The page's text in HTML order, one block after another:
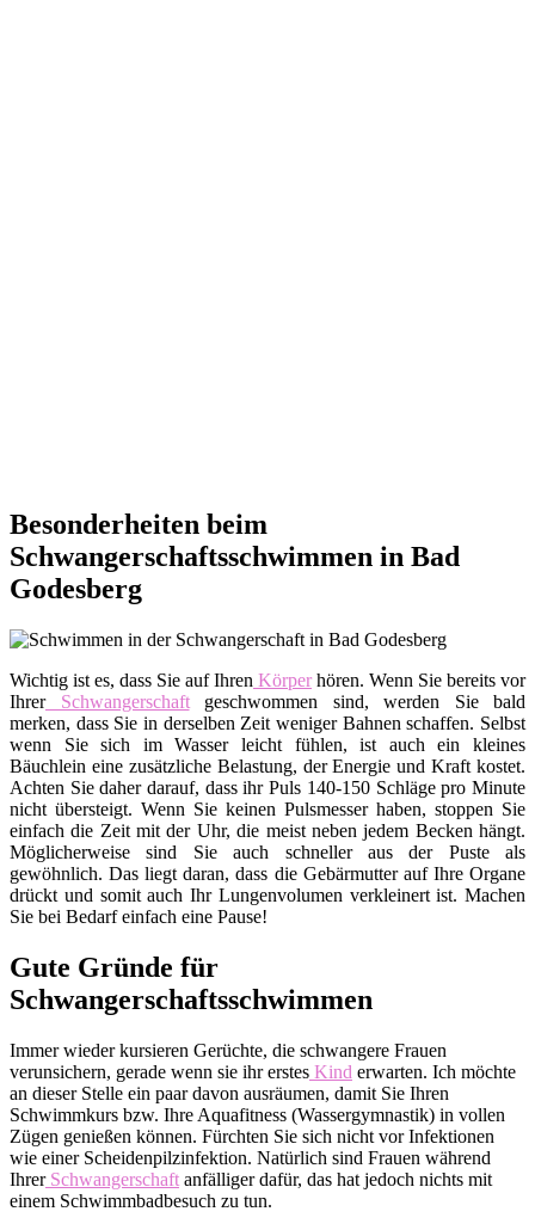
Besonderheiten beim
Schwangerschaftsschwimmen in Bad
Godesberg
Wichtig ist es, dass Sie auf Ihren Körperhören. Wenn Sie bereits vor
IhrerSchwangerschaftgeschwommen sind, werden Sie bald
merken, dass Sie in derselben Zeit weniger Bahnen schaffen. Selbst
wenn Sie sich im Wasser leicht fühlen, ist auch ein kleines
Bäuchlein eine zusätzliche Belastung, der Energie und Kraft kostet.
Achten Sie daher darauf, dass ihr Puls 140-150 Schläge pro Minute
nicht übersteigt. Wenn Sie keinen Pulsmesser haben, stoppen Sie
einfach die Zeit mit der Uhr, die meist neben jedem Becken hängt.
Möglicherweise sind Sie auch schneller aus der Puste als
gewöhnlich. Das liegt daran, dass die Gebärmutter auf Ihre Organe
drückt und somit auch Ihr Lungenvolumen verkleinert ist. Machen
Sie bei Bedarf einfach eine Pause!
Gute Gründe für
Schwangerschaftsschwimmen
Immer wieder kursieren Gerüchte, die schwangere Frauen
verunsichern, gerade wenn sie ihr erstes Kind erwarten. Ich möchte
an dieser Stelle ein paar davon ausräumen, damit Sie Ihren
Schwimmkurs bzw. Ihre Aquafitness (Wassergymnastik) in vollen
Zügen genießen können. Fürchten Sie sich nicht vor Infektionen
wie einer Scheidenpilzinfektion. Natürlich sind Frauen während
IhrerSchwangerschaft anfälliger dafür, das hat jedoch nichts mit
einem Schwimmbadbesuch zu tun.